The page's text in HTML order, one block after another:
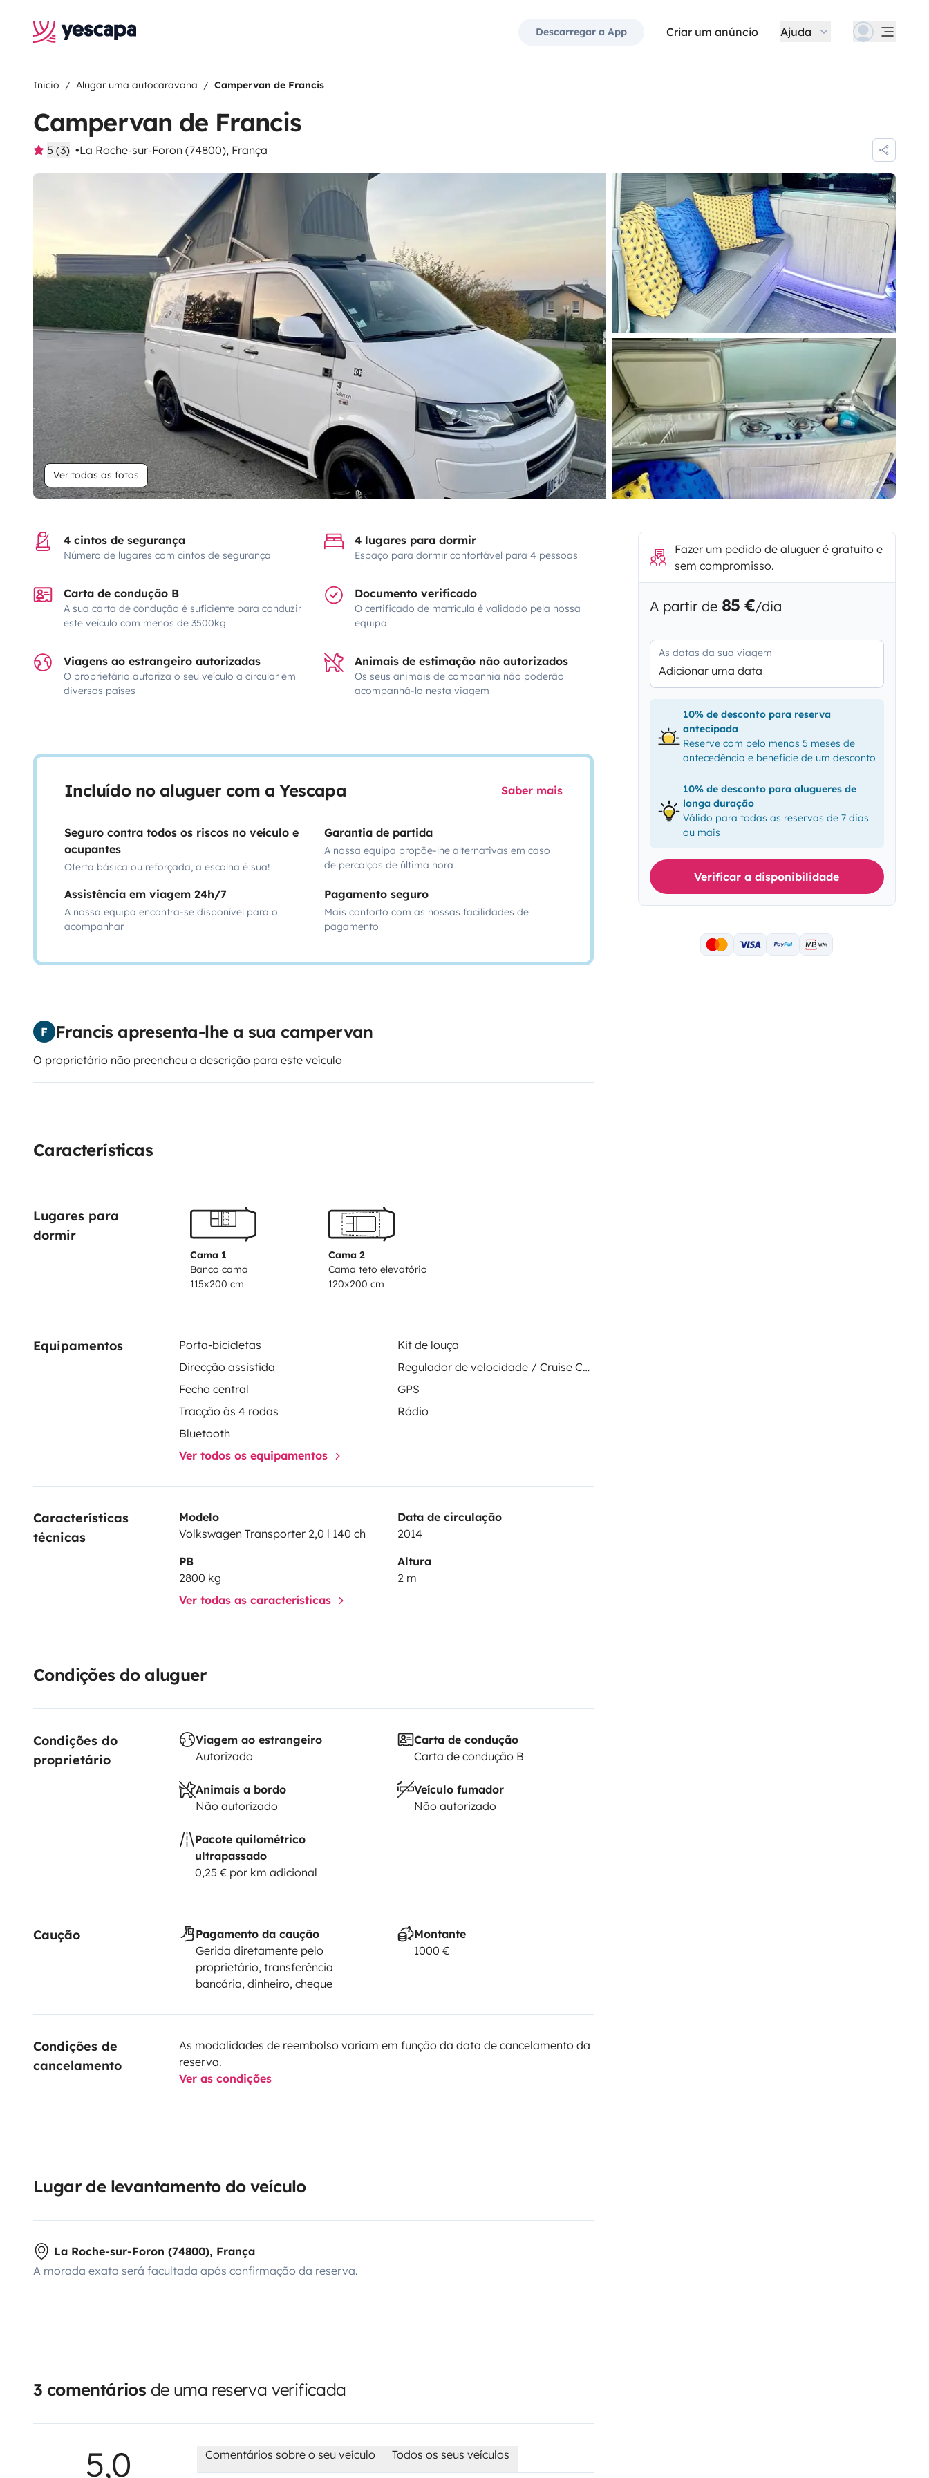
Descarregar a App Criar um anúncio Ajuda
Inicio Alugar uma autocaravana Campervan de Francis
Campervan de Francis
5 (3) La Roche-sur-Foron (74800), França
Ver todas as fotos
4 cintos de segurança
Número de lugares com cintos de segurança
4 lugares para dormir
Espaço para dormir confortável para 4 pessoas
Carta de condução B
A sua carta de condução é suficiente para conduzir
este veículo com menos de 3500kg
Documento verificado
O certificado de matrícula é validado pela nossa
equipa
Viagens ao estrangeiro autorizadas
O proprietário autoriza o seu veículo a circular em
diversos países
Animais de estimação não autorizados
Os seus animais de companhia não poderão
acompanhá-lo nesta viagem
Incluído no aluguer com a Yescapa Saber mais
Seguro contra todos os riscos no veículo e
ocupantes
Oferta básica ou reforçada, a escolha é sua!
Garantia de partida
A nossa equipa propõe-lhe alternativas em caso
de percalços de última hora
Assistência em viagem 24h/7
A nossa equipa encontra-se disponível para o
acompanhar
Pagamento seguro
Mais conforto com as nossas facilidades de
pagamento
F Francis apresenta-lhe a sua campervan
O proprietário não preencheu a descrição para este veículo
Características
Lugares para
dormir
Cama 1
Banco cama
115x200 cm
Cama 2
Cama teto elevatório
120x200 cm
Equipamentos Porta-bicicletas
Kit de louça
Direcção assistida
Regulador de velocidade / Cruise Control
Fecho central
GPS
Tracção às 4 rodas
Rádio
Bluetooth
Ver todos os equipamentos
Características
técnicas
Modelo
Volkswagen Transporter 2,0 l 140 ch
Data de circulação
2014
PB
2800 kg
Altura
2 m
Ver todas as características
Condições do aluguer
Condições do
proprietário
Viagem ao estrangeiro
Autorizado
Carta de condução
Carta de condução B
Animais a bordo
Não autorizado
Veículo fumador
Não autorizado
Pacote quilométrico
ultrapassado
0,25 € por km adicional
Caução
Pagamento da caução
Gerida diretamente pelo
proprietário, transferência
bancária, dinheiro, cheque
Montante
1000 €
Condições de
cancelamento
As modalidades de reembolso variam em função da data de cancelamento da
reserva.
Ver as condições
Lugar de levantamento do veículo
La Roche-sur-Foron (74800), França
A morada exata será facultada após confirmação da reserva.
3 comentários de uma reserva verificada
5,0 Comentários sobre o seu veículo Todos os seus veículos
Fazer um pedido de aluguer é gratuito e
sem compromisso.
A partir de 85 €/dia
As datas da sua viagem
Adicionar uma data
10% de desconto para reserva
antecipada
Reserve com pelo menos 5 meses de
antecedência e beneficie de um desconto
10% de desconto para alugueres de
longa duração
Válido para todas as reservas de 7 dias
ou mais
Verificar a disponibilidade